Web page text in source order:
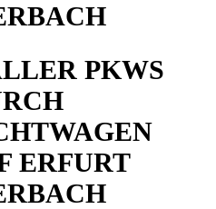
PKWS
ERFURT